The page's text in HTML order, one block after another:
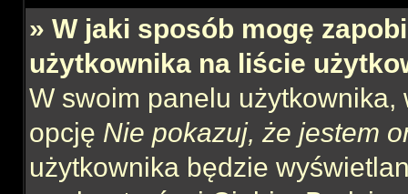
» W jaki sposób mogę
użytkownika na liście
W swoim panelu użytkownika,
opcję Nie pokazuj, że jestem
użytkownika będzie